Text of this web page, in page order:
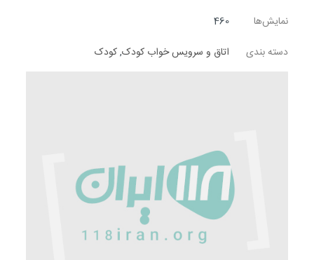
نمایش‌ها
460
دسته بندی
اتاق و سرویس خواب کودک,کودک